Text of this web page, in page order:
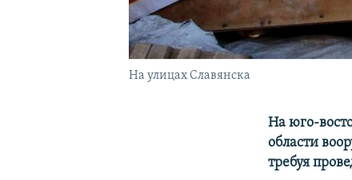
На улицах Славянска
На юго-
области
требуя